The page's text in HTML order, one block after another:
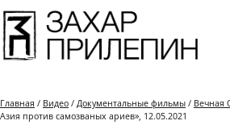
Главная / Видео / Документальные фильмы / Вечная
Азия против самозваных ариев», 12.05.2021